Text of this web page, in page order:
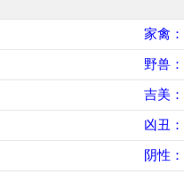
家禽：
野兽：
吉美：
凶丑：
阴性：